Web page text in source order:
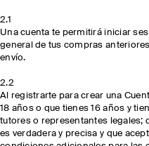
2.1
Una cuenta te permitirá iniciar
general de tus compras
envío.
2.2
Al registrarte para crear una
18 años o que tienes 16 años y
tutores o representantes legales;
es verdadera y precisa y que